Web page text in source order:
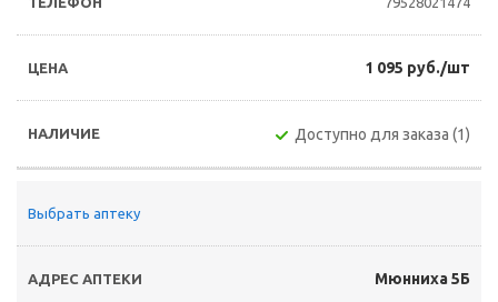
1 095 руб./шт
Доступно для заказа (1)
Выбрать аптеку
Мюнниха 5Б